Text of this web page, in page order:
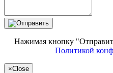
Нажимая кнопку
Политикой
×Close